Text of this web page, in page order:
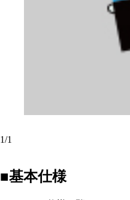
1/1
■基本仕様